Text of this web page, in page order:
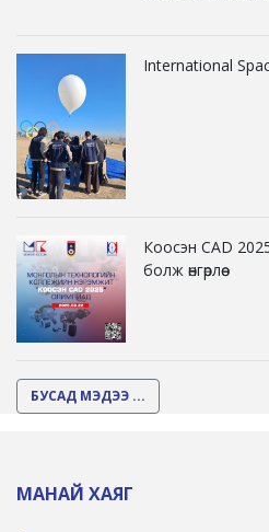
International
Коосэн CAD
болж өнгөрлөө
БУСАД МЭДЭЭ ...
МАНАЙ ХАЯГ